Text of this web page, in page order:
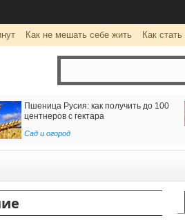
Как не мешать себе жить Как
Пшеница Русия: как получить до 100
центнеров с гектара
Сад и огород